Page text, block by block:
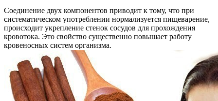
Соединение двух компонентов приводит к тому, что при
систематическом употреблении нормализуется пищеварение,
происходит укрепление стенок сосудов для прохождения
кровотока. Это свойство существенно повышает работу
кровеносных систем организма.